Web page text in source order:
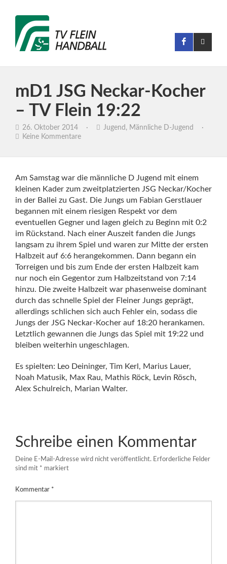
mD1 JSG Neckar-Kocher
– TV Flein 19:22
26. Oktober 2014 · Jugend , Männliche D-Jugend
·
Keine Kommentare
Am Samstag war die männliche D Jugend mit einem
kleinen Kader zum zweitplatzierten JSG Neckar/Kocher
in der Ballei zu Gast. Die Jungs um Fabian Gerstlauer
begannen mit einem riesigen Respekt vor dem
eventuellen Gegner und lagen gleich zu Beginn mit 0:2
im Rückstand. Nach einer Auszeit fanden die Jungs
langsam zu ihrem Spiel und waren zur Mitte der ersten
Halbzeit auf 6:6 herangekommen. Dann begann ein
Torreigen und bis zum Ende der ersten Halbzeit kam
nur noch ein Gegentor zum Halbzeitstand von 7:14
hinzu. Die zweite Halbzeit war phasenweise dominant
durch das schnelle Spiel der Fleiner Jungs geprägt,
allerdings schlichen sich auch Fehler ein, sodass die
Jungs der JSG Neckar-Kocher auf 18:20 herankamen.
Letztlich gewannen die Jungs das Spiel mit 19:22 und
bleiben weiterhin ungeschlagen.
Es spielten: Leo Deininger, Tim Kerl, Marius Lauer,
Noah Matusik, Max Rau, Mathis Röck, Levin Rösch,
Alex Schulreich, Marian Walter.
Schreibe einen Kommentar
Deine E-Mail-Adresse wird nicht veröffentlicht. Erforderliche Felder
sind mit * markiert
Kommentar *